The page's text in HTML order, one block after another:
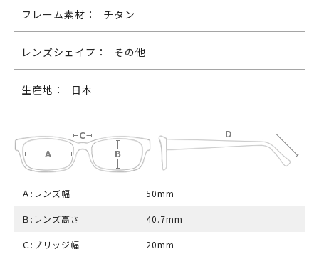
フレーム素材： チタン
レンズシェイプ： その他
生産地： 日本
Ａ:レンズ幅 50mm
Ｂ:レンズ高さ 40.7mm
Ｃ:ブリッジ幅 20mm